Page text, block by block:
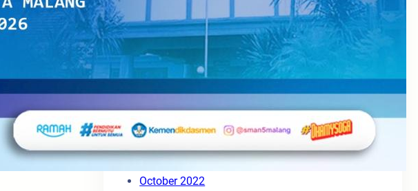
September 2024
May 2024
April 2024
October 2023
August 2023
May 2023
March 2023
November 2022
October 2022